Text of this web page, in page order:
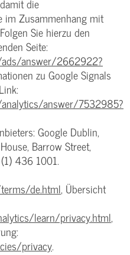
die
im Zusammenhang mit
Sie hierzu den
Seite:
answer/2662922?
zu Google Signals
answer/7532985?
Google Dublin,
Barrow Street,
436 1001.
de.html, Übersicht
learn/privacy.html,
privacy.